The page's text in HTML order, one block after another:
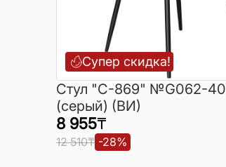
Супер скидка!
Cтул "C-869" №G062-40
(серый) (ВИ)
8 955₸
12 510₸ -28%